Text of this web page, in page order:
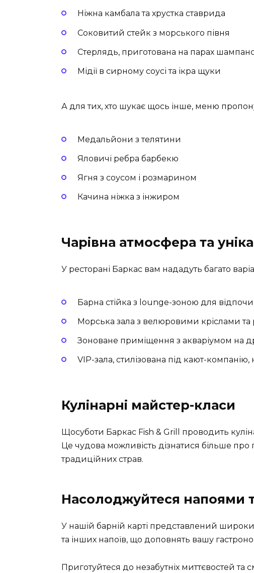
Ніжна камбала та хрустка ставрида
Соковитий стейк з морського півня
Стерлядь, приготована на парах
Мідії в сирному соусі та ікра щуки
А для тих, хто шукає щось інше, меню
Медальйони з телятини
Яловичі ребра барбекю
Ягня з соусом і розмарином
Качина ніжка з інжиром
Чарівна атмосфера та
У ресторані Баркас вам нададуть багато
Барна стійка з lounge-зоною для
Морська зала з велюровими кріслами
Зоноване приміщення з акваріумом на
VIP-зала, стилізована під кают-компанію,
Кулінарні майстер-класи
Щосуботи Баркас Fish & Grill проводить
Це чудова можливість дізнатися більше
традиційних страв.
Насолоджуйтеся напоями
У нашій барній карті представлений
та інших напоїв, що доповнять вашу
Приготуйтеся до незабутніх миттєвостей та